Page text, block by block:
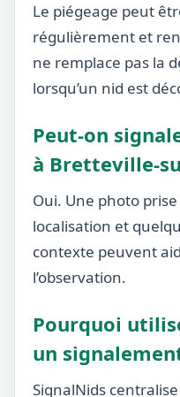
Le piégeage peut
régulièrement et
ne remplace pas la
lorsqu’un nid est
Peut-on
à Bretteville-
Oui. Une photo
localisation et
contexte peuvent
l’observation.
Pourquoi
un
SignalNids